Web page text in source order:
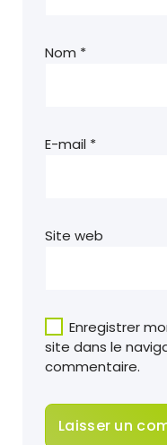
Nom *
E-mail *
Site web
Enregistrer
site dans le
commentaire.